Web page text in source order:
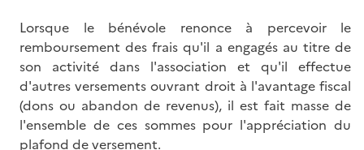
Lorsque le bénévole renonce à percevoir le
remboursement des frais qu'il a engagés au titre de
son activité dans l'association et qu'il effectue
d'autres versements ouvrant droit à l'avantage fiscal
(dons ou abandon de revenus), il est fait masse de
l'ensemble de ces sommes pour l'appréciation du
plafond de versement.